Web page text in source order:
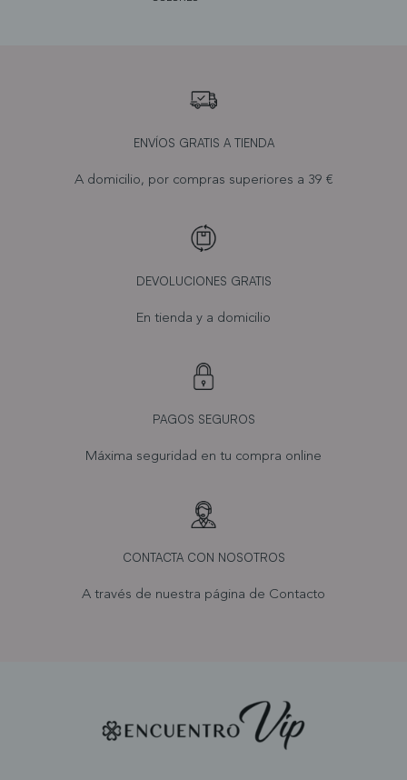
ENVÍOS GRATIS A TIENDA
A domicilio, por compras superiores a 39 €
DEVOLUCIONES GRATIS
En tienda y a domicilio
PAGOS SEGUROS
Máxima seguridad en tu compra online
CONTACTA CON NOSOTROS
A través de nuestra página de Contacto